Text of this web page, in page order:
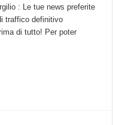
: Le tue news preferite
traffico definitivo
di tutto! Per poter